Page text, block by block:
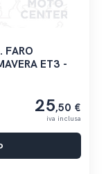
FARO
ET3 -
25,50 €
iva inclusa